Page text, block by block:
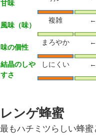
甘味
風味（味）
複雑 ←
味の個性
まろやか ←
結晶のしや
すさ
しにくい ←
レンゲ蜂蜜
最もハチミツらしい蜂